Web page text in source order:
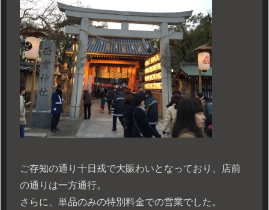
ご存知の通り十日戎で大賑わいとなっており、店前
の通りは一方通行。
さらに、単品のみの特別料金での営業でした。